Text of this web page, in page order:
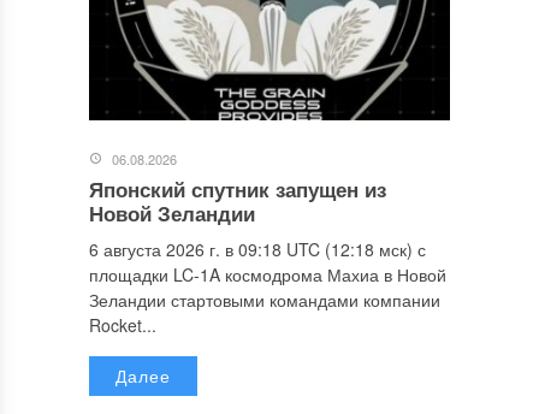
06.08.2026
Японский спутник запущен из
Новой Зеландии
6 августа 2026 г. в 09:18 UTC (12:18 мск) с
площадки LC-1A космодрома Махиа в Новой
Зеландии стартовыми командами компании
Rocket...
Далее